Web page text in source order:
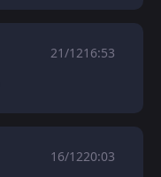
21/1216:53
16/1220:03